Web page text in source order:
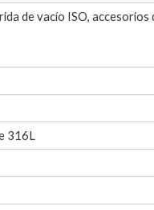
de vacío ISO,
316L